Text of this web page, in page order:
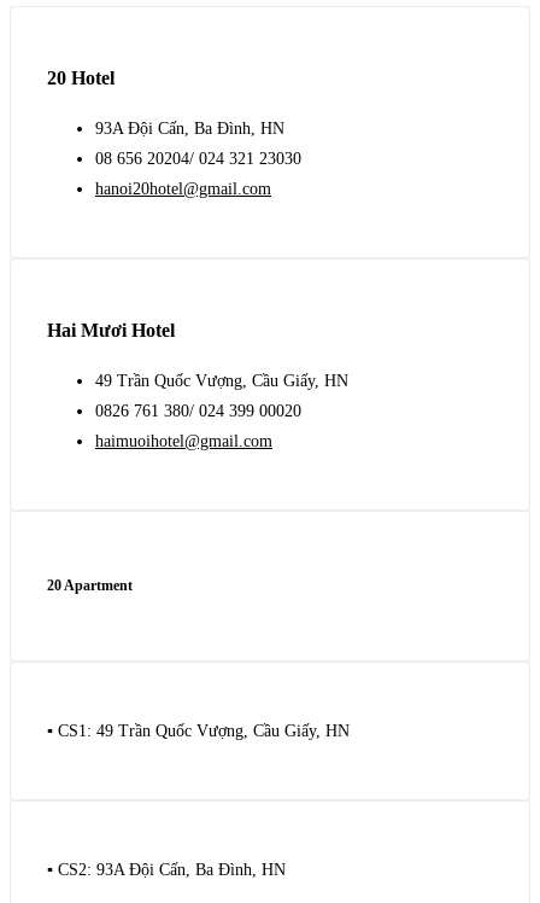
20 Hotel
93A Đội Cấn, Ba Đình, HN
08 656 20204/ 024 321 23030
hanoi20hotel@gmail.com
Hai Mươi Hotel
49 Trần Quốc Vượng, Cầu Giấy, HN
0826 761 380/ 024 399 00020
haimuoihotel@gmail.com
20 Apartment
▪️ CS1: 49 Trần Quốc Vượng, Cầu Giấy, HN
▪️ CS2: 93A Đội Cấn, Ba Đình, HN